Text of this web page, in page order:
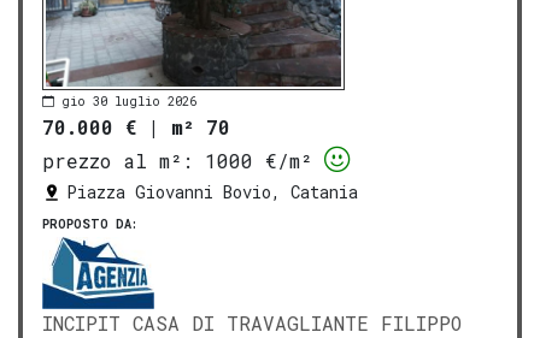
gio 30 luglio 2026
70.000 € | m² 70
prezzo al m²:
1000 €/m²
Piazza Giovanni Bovio, Catania
PROPOSTO DA:
INCIPIT CASA DI TRAVAGLIANTE FILIPPO